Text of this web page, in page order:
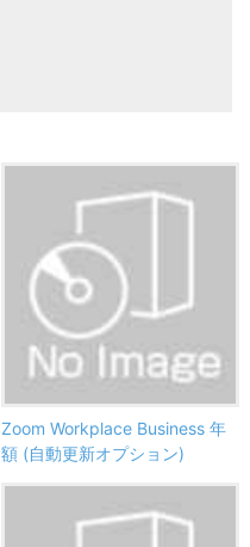
Zoom Workplace Business 年
額 (自動更新オプション)